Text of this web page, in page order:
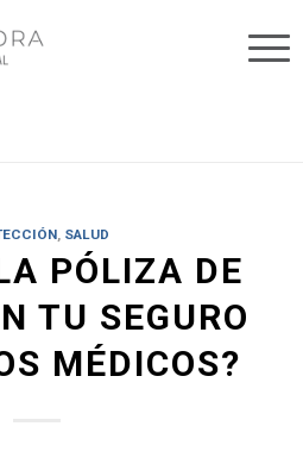
, SALUD
PÓLIZA DE
TU SEGURO
MÉDICOS?